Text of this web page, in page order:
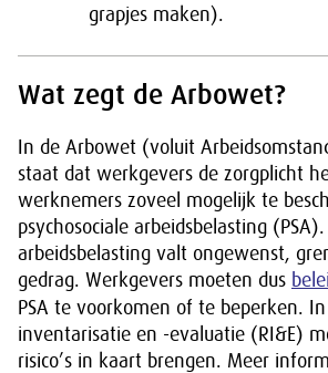
grapjes maken).
Wat zegt de Arbowet?
In de Arbowet (voluit
staat dat werkgevers de zorgplicht
werknemers zoveel mogelijk te
psychosociale arbeidsbelasting
arbeidsbelasting valt ongewenst,
gedrag. Werkgevers moeten dus
PSA te voorkomen of te beperken.
inventarisatie en -evaluatie (RI&E)
risico’s in kaart brengen. Meer